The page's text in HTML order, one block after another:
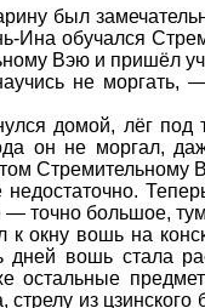
был
Ина обучался
Вэю и пришёл
не моргать,
домой, лёг под
он не моргал,
Стремительному
— точно большое,
к окну вошь на
дней вошь стала
остальные
стрелу из